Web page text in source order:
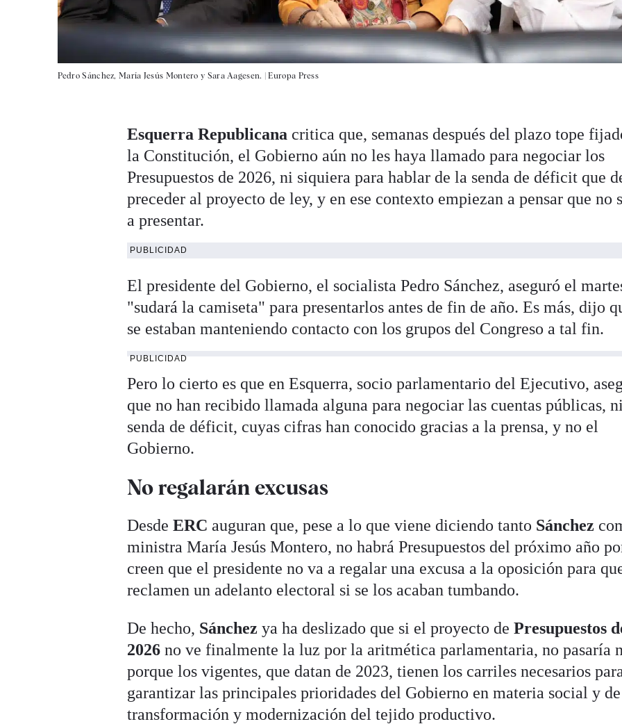
Pedro Sánchez, María Jesús Montero y Sara Aagesen. |Europa Press
Esquerra Republicana critica que, semanas después del plazo tope
la Constitución, el Gobierno aún no les haya llamado para negociar los
Presupuestos de 2026, ni siquiera para hablar de la senda de déficit que
preceder al proyecto de ley, y en ese contexto empiezan a pensar que no
a presentar.
PUBLICIDAD
El presidente del Gobierno, el socialista Pedro Sánchez, aseguró el
"sudará la camiseta" para presentarlos antes de fin de año. Es más, dijo
se estaban manteniendo contacto con los grupos del Congreso a tal fin.
PUBLICIDAD
Pero lo cierto es que en Esquerra, socio parlamentario del Ejecutivo,
que no han recibido llamada alguna para negociar las cuentas públicas,
senda de déficit, cuyas cifras han conocido gracias a la prensa, y no el
Gobierno.
No regalarán excusas
DesdeERC auguran que, pese a lo que viene diciendo tanto Sánchez
ministra María Jesús Montero, no habrá Presupuestos del próximo año
creen que el presidente no va a regalar una excusa a la oposición para
reclamen un adelanto electoral si se los acaban tumbando.
De hecho, Sánchezya ha deslizado que si el proyecto de Presupuestos
2026no ve finalmente la luz por la aritmética parlamentaria, no pasaría
porque los vigentes, que datan de 2023, tienen los carriles necesarios
garantizar las principales prioridades del Gobierno en materia social y de
transformación y modernización del tejido productivo.